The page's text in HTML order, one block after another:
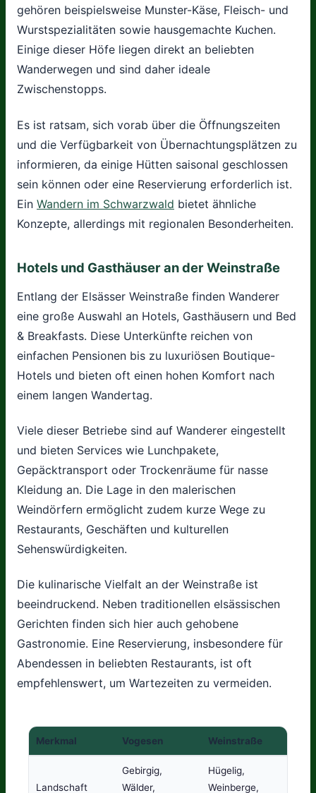
gehören beispielsweise Munster-Käse, Fleisch- und
Wurstspezialitäten sowie hausgemachte Kuchen.
Einige dieser Höfe liegen direkt an beliebten
Wanderwegen und sind daher ideale
Zwischenstopps.
Es ist ratsam, sich vorab über die Öffnungszeiten
und die Verfügbarkeit von Übernachtungsplätzen zu
informieren, da einige Hütten saisonal geschlossen
sein können oder eine Reservierung erforderlich ist.
Ein Wandern im Schwarzwald bietet ähnliche
Konzepte, allerdings mit regionalen Besonderheiten.
Hotels und Gasthäuser an der Weinstraße
Entlang der Elsässer Weinstraße finden Wanderer
eine große Auswahl an Hotels, Gasthäusern und Bed
& Breakfasts. Diese Unterkünfte reichen von
einfachen Pensionen bis zu luxuriösen Boutique-
Hotels und bieten oft einen hohen Komfort nach
einem langen Wandertag.
Viele dieser Betriebe sind auf Wanderer eingestellt
und bieten Services wie Lunchpakete,
Gepäcktransport oder Trockenräume für nasse
Kleidung an. Die Lage in den malerischen
Weindörfern ermöglicht zudem kurze Wege zu
Restaurants, Geschäften und kulturellen
Sehenswürdigkeiten.
Die kulinarische Vielfalt an der Weinstraße ist
beeindruckend. Neben traditionellen elsässischen
Gerichten finden sich hier auch gehobene
Gastronomie. Eine Reservierung, insbesondere für
Abendessen in beliebten Restaurants, ist oft
empfehlenswert, um Wartezeiten zu vermeiden.
Merkmal Vogesen Weinstraße
Landschaft
Gebirgig,
Wälder,
Hügelig,
Weinberge,